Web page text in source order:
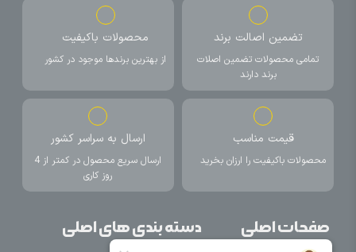
تضمین اصالت برند
تمامی محصولات تضمین اصلات
برند دارند
محصولات باکیفیت
از بهترین برندها موجود در کشور
قیمت مناسب
محصولات باکیفیت را ارزان بخرید
ارسال به سراسر کشور
ارسال سریع محصول در کمتر از 4
روز کاری
صفحات اصلی دسته بندی های اصلی